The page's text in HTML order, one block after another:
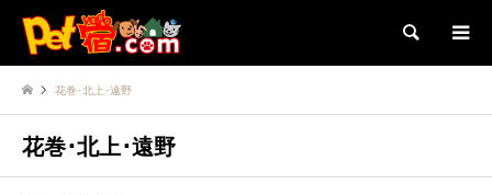
検索
花巻･北上･遠野
花巻･北上･遠野